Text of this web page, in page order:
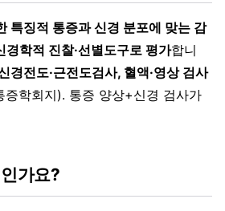
특징적 통증과 신경 분포에 맞는 감
경학적 진찰·선별도구로 평가합니
경전도·근전도검사, 혈액·영상 검사
증학회지). 통증 양상+신경 검사가
가요?